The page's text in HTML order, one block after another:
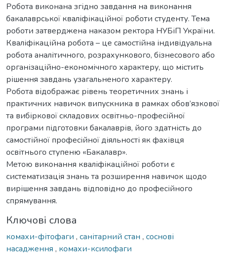
Робота виконана згідно завдання на виконання
бакалаврської кваліфікаційної роботи студенту. Тема
роботи затверджена наказом ректора НУБіП України.
Кваліфікаційна робота – це самостійна індивідуальна
робота аналітичного, розрахункового, бізнесового або
організаційно-економічного характеру, що містить
рішення завдань узагальненого характеру.
Робота відображає рівень теоретичних знань і
практичних навичок випускника в рамках обов’язкової
та вибіркової складових освітньо-професійної
програми підготовки бакалаврів, його здатність до
самостійної професійної діяльності як фахівця
освітнього ступеню «Бакалавр».
Метою виконання кваліфікаційної роботи є
систематизація знань та розширення навичок щодо
вирішення завдань відповідно до професійного
спрямування.
Ключові слова
комахи-фітофаги , санітарний стан , соснові
насадження , комахи-ксилофаги